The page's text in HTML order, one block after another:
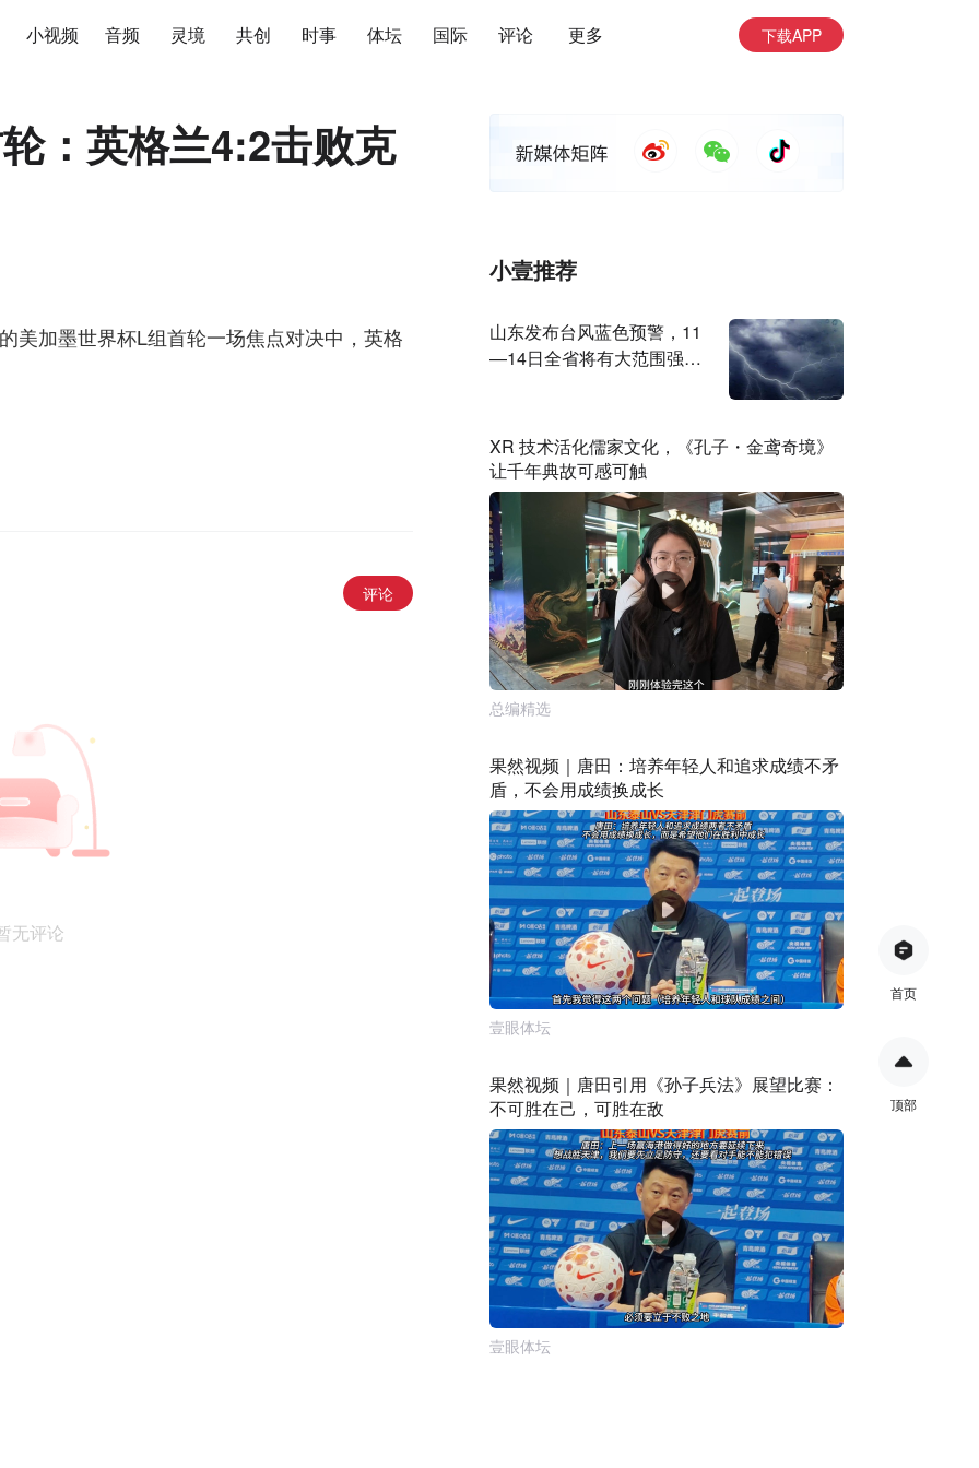
小视频 音频 灵境 共创 时事 体坛 国际 评论 更多 下载APP
：英格兰4:2击败克
美加墨世界杯L组首轮一场焦点对决中，英格
评论
无评论
小壹推荐
山东发布台风蓝色预警，11
—14日全省将有大范围强降
XR 技术活化儒家文化，《孔子・金鸢奇境》
让千年典故可感可触
总编精选
果然视频｜唐田：培养年轻人和追求成绩不矛
盾，不会用成绩换成长
壹眼体坛
果然视频｜唐田引用《孙子兵法》展望比赛：
不可胜在己，可胜在敌
壹眼体坛
首页
顶部